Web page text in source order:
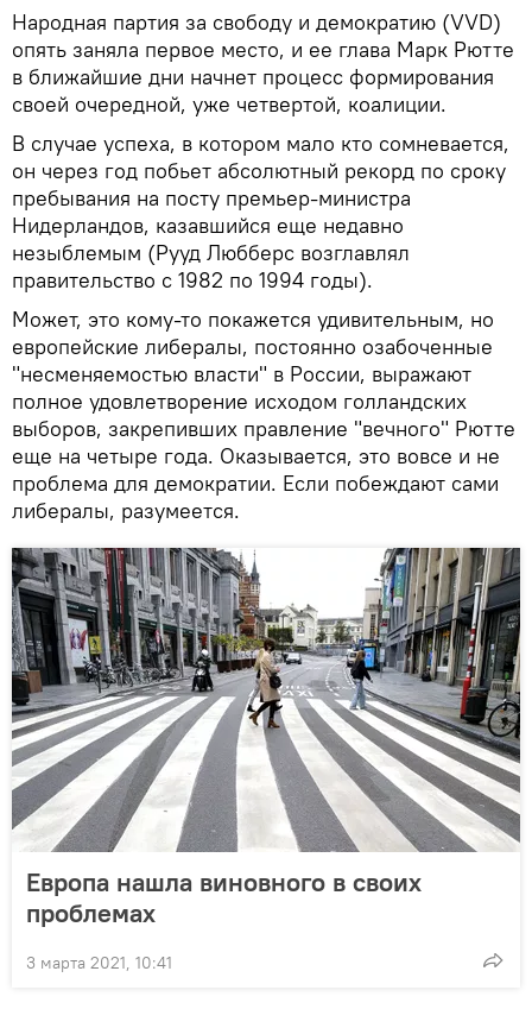
Народная партия за свободу и демократию (VVD)
опять заняла первое место, и ее глава Марк Рютте
в ближайшие дни начнет процесс формирования
своей очередной, уже четвертой, коалиции.
В случае успеха, в котором мало кто сомневается,
он через год побьет абсолютный рекорд по сроку
пребывания на посту премьер-министра
Нидерландов, казавшийся еще недавно
незыблемым (Рууд Любберс возглавлял
правительство с 1982 по 1994 годы).
Может, это кому-то покажется удивительным, но
европейские либералы, постоянно озабоченные
"несменяемостью власти" в России, выражают
полное удовлетворение исходом голландских
выборов, закрепивших правление "вечного" Рютте
еще на четыре года. Оказывается, это вовсе и не
проблема для демократии. Если побеждают сами
либералы, разумеется.
Европа нашла виновного в своих
проблемах
3 марта 2021, 10:41